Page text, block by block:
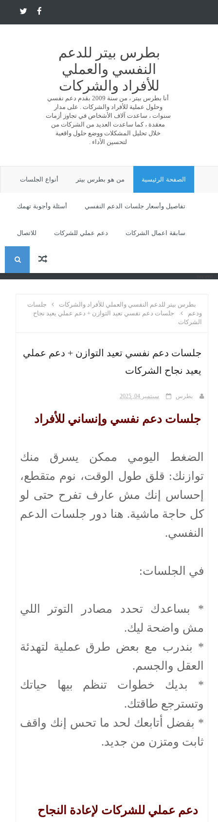
بطرس بيتر للدعم
النفسي والعملي
للأفراد والشركات
أنا بطرس بيتر ، من سنة 2009 بقدم دعم نفسي
وحلول عملية للأفراد والشركات . على مدار
سنوات ، ساعدت آلاف الأشخاص في تجاوز أزمات
معقدة ، كما ساعدت العديد من الشركات من
خلال تحليل المشكلات ووضع حلول واقعية
لتحسين الأداء .
الصفحة الرئيسية من هو بطرس بيتر أنواع الجلسات
تفاصيل وأسعار جلسات الدعم النفسي أسئلة وأجوبة تهمك
سابقة اعمال الشركات دعم عملي للشركات للاتصال
ا
بطرس بيتر للدعم النفسي والعملي للأفراد والشركات
جلسات
ودعم
جلسات دعم نفسي تعيد التوازن + دعم عملي يعيد نجاح
الشركات
جلسات دعم نفسي تعيد التوازن + دعم عملي
يعيد نجاح الشركات
بطرس سبتمبر 04, 2025
جلسات دعم نفسي وإنساني للأفراد
الضغط اليومي ممكن يسرق منك
توازنك: قلق طول الوقت، نوم متقطع،
إحساس إنك مش عارف تفرح حتى لو
كل حاجة ماشية. هنا دور جلسات الدعم
النفسي.
في الجلسات:
* بساعدك تحدد مصادر التوتر اللي
مش واضحة ليك.
* بندرب مع بعض طرق عملية لتهدئة
العقل والجسم.
* بديك خطوات تنظم بيها حياتك
وتسترجع طاقتك.
* بفضل أتابعك لحد ما تحس إنك واقف
ثابت ومتزن من جديد.
دعم عملي للشركات لإعادة النجاح